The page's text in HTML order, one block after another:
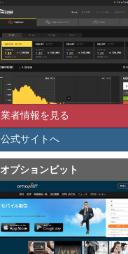
業者情報を見る
公式サイトへ
オプションビット